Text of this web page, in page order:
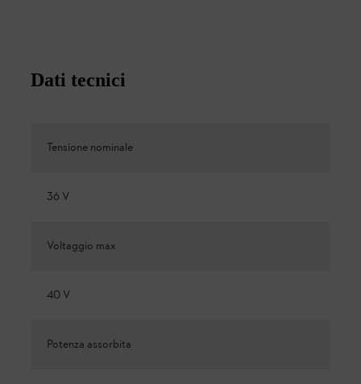
Dati tecnici
Tensione nominale
36 V
Voltaggio max
40 V
Potenza assorbita